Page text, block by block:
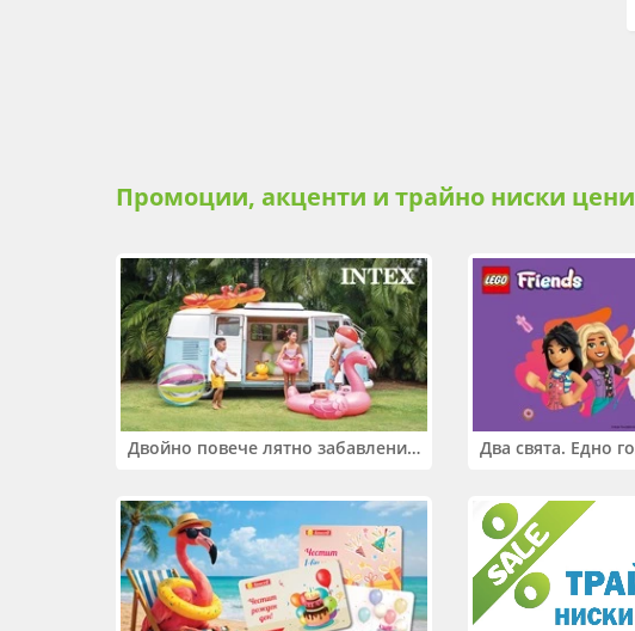
Промоции, акценти и трайно ниски цени
Двойно повече лятно забавление! Купи 2 продукта INTEX и вземи -33%